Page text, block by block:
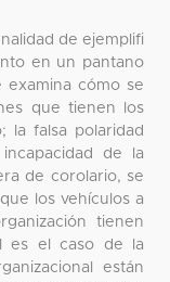
de ejemplifi
en un pantano
cómo se
que tienen los
la falsa polaridad
de la
de corolario, se
los vehículos a
tienen
es el caso de la
están